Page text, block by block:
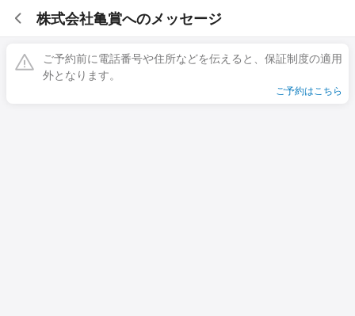
株式会社亀賞へのメッセージ
ご予約前に電話番号や住所などを伝えると、保証制度の適用
外となります。
ご予約はこちら